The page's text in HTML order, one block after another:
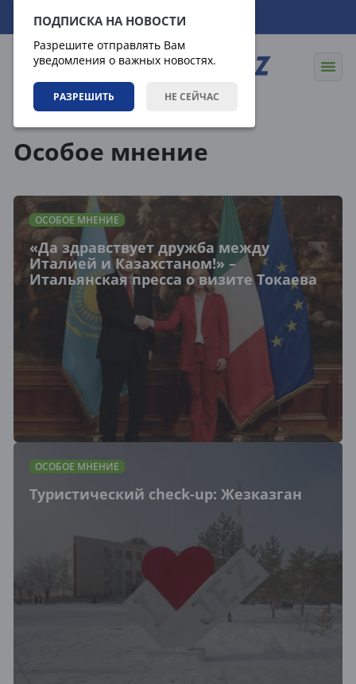
ПОДПИСКА НА НОВОСТИ
Разрешите отправлять Вам
уведомления о важных новостях.
РАЗРЕШИТЬ НЕ СЕЙЧАС
07.08.2026 17:11:16
Особое мнение
ОСОБОЕ МНЕНИЕ
«Да здравствует дружба между
Италией и Казахстаном!» –
Итальянская пресса о визите Токаева
ОСОБОЕ МНЕНИЕ
Туристический cheсk-up: Жезказган